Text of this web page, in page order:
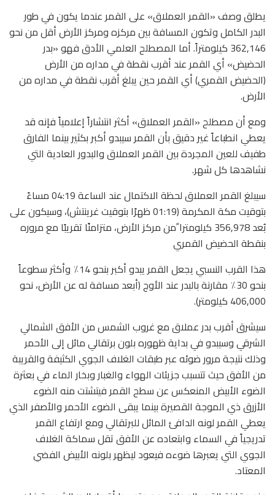
يطلق وصف «القمر العملاق» على القمر عندما يكون في طور
البدر الكامل وتكون المسافة بين مركزه ومركز الأرض أقل من نحو
362,146 كيلومتراً. أما المصطلح العلمي الأدق فهو «بدر
الحضيض» أي القمر عند أقرب نقطة في مداره من الأرض
(الحضيض القمري) أي القمر حين يبلغ أقرب نقطة في مداره من
الأرض.
ومع أن مصطلح «القمر العملاق» أكثر انتشاراً إعلامياً فإنه قد
يعطي انطباعاً غير دقيق بأن القمر سيبدو أكبر بكثير بينما الفارق
طفيف للعين المجردة بين القمر العملاق والبدور العادية التي
نشاهدها كل شهر.
سيبلغ القمر العملاق لحظة الاكتمال عند الساعة 04:19 مساءً
بتوقيت مكة المكرمة (01:19 ظهرًا بتوقيت غرينتش)، وسيكون على
بُعد 356,978 كيلومترا ًمن مركز الأرض، متزامنًا تقريبًا مع مروره
بنقطة الحضيض القمري
هذا القرب النسبي يجعل القمر يبدو أكبر بنحو 14٪ وأكثر سطوعاً
بنحو 30٪ مقارنة بالبدر عند الأوج (أبعد مسافة له عن الأرض، نحو
406,000 كيلومتر).
سيشرق أقرب بدر عملاق مع غروب الشمس من الأفق الشمالي
الشرقي وسيبدو في بداية ظهوره بلون برتقالي مائل إلى الأحمر
وذلك نتيجة مرور ضوئه عبر طبقات الغلاف الجوي الكثيفة والقريبة
من الأفق حيث تتسبب جزيئات الهواء والغبار وبخار الماء في بعثرة
الضوء الأبيض المنعكس عن سطح القمر فيتشتت منه الضوء
الأزرق ذي الموجة القصيرة بينما يبقى الضوء الأحمر والأصفر الذي
يعطي القمر لونه الدافئ المائل للبرتقالي ومع ارتفاع القمر
تدريجياً في السماء وابتعاده عن الأفق تقل سماكة الغلاف
الجوي التي يعبرها ضوءه فيعود ليظهر بلونه الأبيض الفضي
المعتاد.